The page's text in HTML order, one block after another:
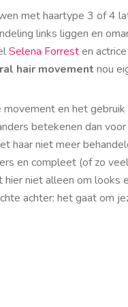
met haartype 3 of 4
links liggen en
Selena Forresten actrice
hair movement nou
movement en het
betekenen dan
haar niet meer
en compleet (of zo
hier niet alleen om looks
achter: het gaat om